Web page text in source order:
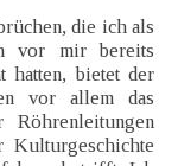
die ich als
vor mir bereits
hatten, bietet der
vor allem das
Röhrenleitungen